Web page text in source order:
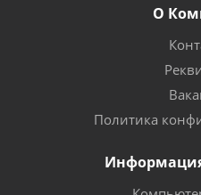
О
Политика